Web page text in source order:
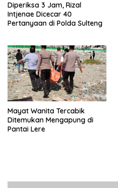
Diperiksa 3 Jam, Rizal
Intjenae Dicecar 40
Pertanyaan di Polda Sulteng
Mayat Wanita Tercabik
Ditemukan Mengapung di
Pantai Lere